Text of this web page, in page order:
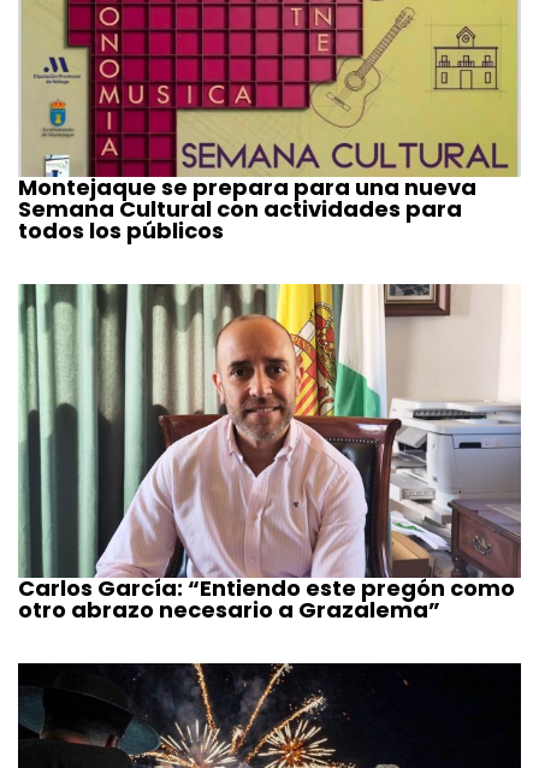
Montejaque se prepara para una nueva
Semana Cultural con actividades para
todos los públicos
Carlos García: “Entiendo este pregón como
otro abrazo necesario a Grazalema”